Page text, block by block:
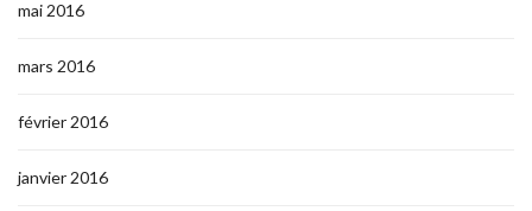
mai 2016
mars 2016
février 2016
janvier 2016